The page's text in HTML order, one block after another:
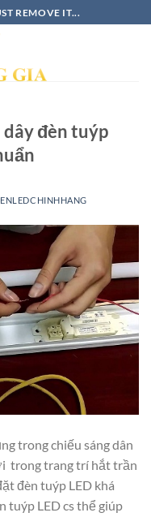
REMOVE IT...
đèn tuýp
trong chiếu sáng dân
trong trang trí hắt trần
đèn tuýp LED khá
tuýp LED cs thể giúp